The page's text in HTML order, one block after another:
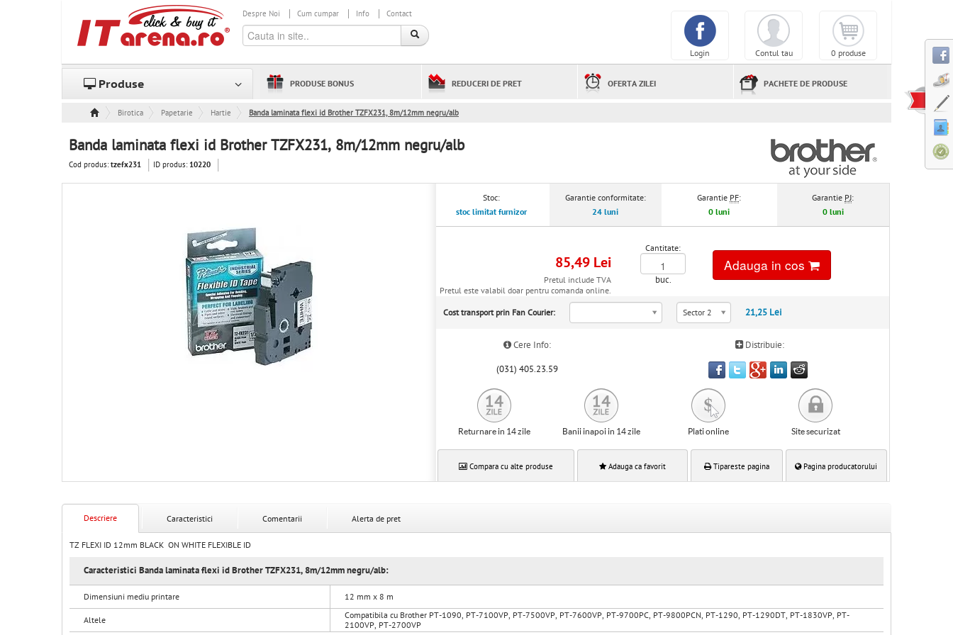
Despre Noi Cum cumpar Info Contact
0 produse
Contul tau
Login
Produse PRODUSE BONUS REDUCERI DE PRET OFERTA ZILEI PACHETE DE PRODUSE
Birotica Papetarie Hartie Banda laminata flexi id Brother TZFX231, 8m/12mm negru/alb
Banda laminata flexi id Brother TZFX231, 8m/12mm negru/alb
Cod produs:tzefx231 ID produs: 10220
Stoc:
stoc limitat furnizor
Garantie conformitate:
24 luni
Garantie PF:
0 luni
Garantie PJ:
0 luni
85,49 Lei
Pretul include TVA
Pretul este valabil doar pentru comanda online.
Cantitate:
buc.
Adauga in cos
Cost transport prin Fan Courier: Sector 2 21,25 Lei
Cere Info: Distribuie:
(031) 405.23.59
Returnare in 14 zile Banii inapoi in 14 zile Plati online Site securizat
Compara cu alte produse Adauga ca favorit Tipareste pagina Pagina producatorului
Descriere Caracteristici Comentarii Alerta de pret
TZ FLEXI ID 12mm BLACK ON WHITE FLEXIBLE ID
Caracteristici Banda laminata flexi id Brother TZFX231, 8m/12mm negru/alb:
Dimensiuni mediu printare 12 mm x 8 m
Altele
Compatibila cu Brother PT-1090, PT-7100VP, PT-7500VP, PT-7600VP, PT-9700PC, PT-9800PCN, PT-1290, PT-1290DT, PT-1830VP, PT-
2100VP, PT-2700VP